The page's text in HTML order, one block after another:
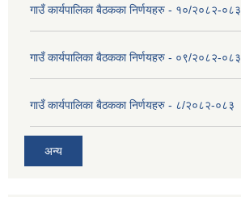
गाउँ कार्यपालिका बैठकका निर्णयहरु - १०/२०८२-०८३
गाउँ कार्यपालिका बैठकका निर्णयहरु - ०९/२०८२-०८३
गाउँ कार्यपालिका बैठकका निर्णयहरु - ८/२०८२-०८३
अन्य